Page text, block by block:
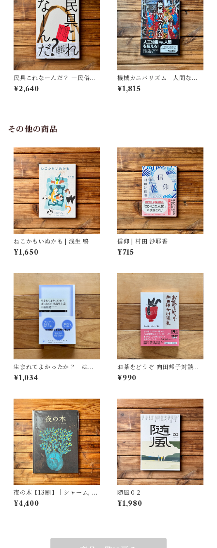
民具これなーんだ？ ―民俗学
者・宮本常一が美術大学に遺
した民具コレクション | 加藤幸
¥2,640
機械カニバリズム 人間なき
あとの人類学へ｜久保 明教
¥1,815
その他の商品
ねこかもいぬかも | 浅生 鴨
¥1,650
信仰 | 村田 沙耶香
¥715
生まれてよかったか？ はじ
めての反出生主義 | 小島 和男
¥1,034
お茶をどうぞ 向田邦子対談集 |
向田 邦子
¥990
夜の木【13刷】｜シャーム, バ
ーイー, ウルヴェーティ, 青木
恵都 訳
¥4,400
随風０２
¥1,980